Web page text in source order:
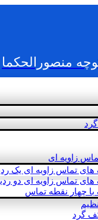
منصورالحکما
زاویه ای
های تماس زاویه ای یک
های تماس زاویه ای دو
با چهار نقطه تماس
گرد